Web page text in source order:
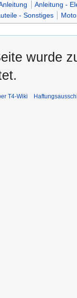
Anleitung -
- Sonstiges
wurde
T4-Wiki